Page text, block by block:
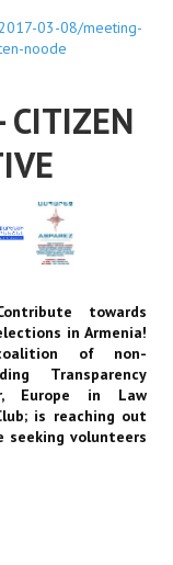
03-08/meeting-
noode
towards
in Armenia!
of non-
Transparency
Europe in Law
is reaching out
seeking volunteers